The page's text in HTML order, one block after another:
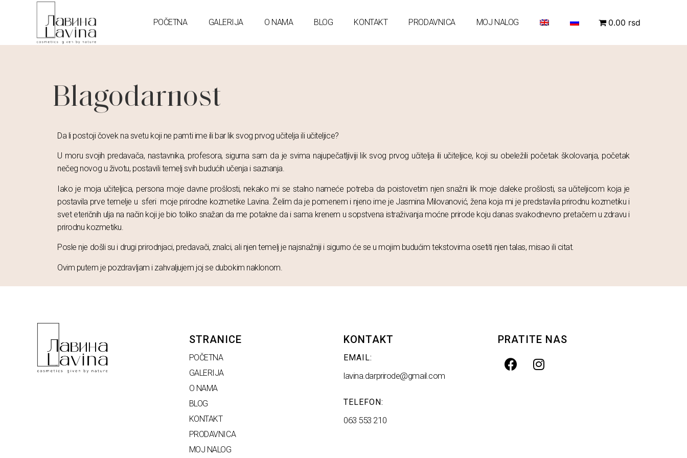
POČETNA GALERIJA O NAMA BLOG KONTAKT PRODAVNICA MOJ NALOG 0.00 rsd
Blagodarnost
Da li postoji čovek na svetu koji ne pamti ime ili bar lik svog prvog učitelja ili učiteljice?
U moru svojih predavača, nastavnika, profesora, sigurna sam da je svima najupečatljiviji lik svog prvog učitelja ili učiteljice, koji su obeležili početak školovanja, početak
nečeg novog u životu, postavili temelj svih budućih učenja i saznanja.
Iako je moja učiteljica, persona moje davne prošlosti, nekako mi se stalno nameće potreba da poistovetim njen snažni lik moje daleke prošlosti, sa učiteljicom koja je
postavila prve temelje u sferi moje prirodne kozmetike Lavina. Želim da je pomenem i njeno ime je Jasmina Milovanović, žena koja mi je predstavila prirodnu kozmetiku i
svet eteričnih ulja na način koji je bio toliko snažan da me potakne da i sama krenem u sopstvena istraživanja moćne prirode koju danas svakodnevno pretačem u zdravu i
prirodnu kozmetiku.
Posle nje došli su i drugi prirodnjaci, predavači, znalci, ali njen temelj je najsnažniji i sigurno će se u mojim budućim tekstovima osetiti njen talas, misao ili citat.
Ovim putem je pozdravljam i zahvaljujem joj se dubokim naklonom.
STRANICE
POČETNA
GALERIJA
O NAMA
BLOG
KONTAKT
PRODAVNICA
MOJ NALOG
KONTAKT
EMAIL:
lavina.darprirode@gmail.com
TELEFON:
063 553 210
PRATITE NAS